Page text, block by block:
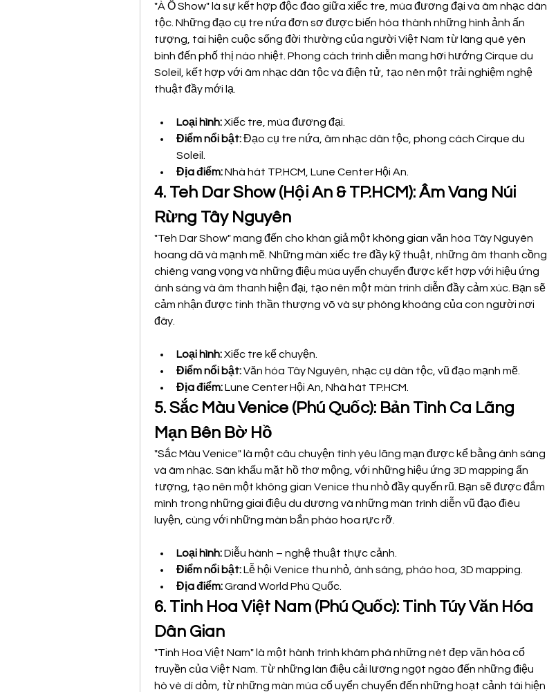
"À Ố Show" là sự kết hợp độc đáo giữa xiếc tre, múa đương đại và âm nhạc dân
tộc. Những đạo cụ tre nứa đơn sơ được biến hóa thành những hình ảnh ấn
tượng, tái hiện cuộc sống đời thường của người Việt Nam từ làng quê yên
bình đến phố thị náo nhiệt. Phong cách trình diễn mang hơi hướng Cirque du
Soleil, kết hợp với âm nhạc dân tộc và điện tử, tạo nên một trải nghiệm nghệ
thuật đầy mới lạ.
Loại hình: Xiếc tre, múa đương đại.
Điểm nổi bật: Đạo cụ tre nứa, âm nhạc dân tộc, phong cách Cirque du
Soleil.
Địa điểm: Nhà hát TP.HCM, Lune Center Hội An.
4. Teh Dar Show (Hội An & TP.HCM): Âm Vang Núi
Rừng Tây Nguyên
"Teh Dar Show" mang đến cho khán giả một không gian văn hóa Tây Nguyên
hoang dã và mạnh mẽ. Những màn xiếc tre đầy kỹ thuật, những âm thanh cồng
chiêng vang vọng và những điệu múa uyển chuyển được kết hợp với hiệu ứng
ánh sáng và âm thanh hiện đại, tạo nên một màn trình diễn đầy cảm xúc. Bạn sẽ
cảm nhận được tinh thần thượng võ và sự phóng khoáng của con người nơi
đây.
Loại hình: Xiếc tre kể chuyện.
Điểm nổi bật: Văn hóa Tây Nguyên, nhạc cụ dân tộc, vũ đạo mạnh mẽ.
Địa điểm: Lune Center Hội An, Nhà hát TP.HCM.
5. Sắc Màu Venice (Phú Quốc): Bản Tình Ca Lãng
Mạn Bên Bờ Hồ
"Sắc Màu Venice" là một câu chuyện tình yêu lãng mạn được kể bằng ánh sáng
và âm nhạc. Sân khấu mặt hồ thơ mộng, với những hiệu ứng 3D mapping ấn
tượng, tạo nên một không gian Venice thu nhỏ đầy quyến rũ. Bạn sẽ được đắm
mình trong những giai điệu du dương và những màn trình diễn vũ đạo điêu
luyện, cùng với những màn bắn pháo hoa rực rỡ.
Loại hình: Diễu hành – nghệ thuật thực cảnh.
Điểm nổi bật: Lễ hội Venice thu nhỏ, ánh sáng, pháo hoa, 3D mapping.
Địa điểm: Grand World Phú Quốc.
6. Tinh Hoa Việt Nam (Phú Quốc): Tinh Túy Văn Hóa
Dân Gian
"Tinh Hoa Việt Nam" là một hành trình khám phá những nét đẹp văn hóa cổ
truyền của Việt Nam. Từ những làn điệu cải lương ngọt ngào đến những điệu
hò vè dí dỏm, từ những màn múa cổ uyển chuyển đến những hoạt cảnh tái hiện